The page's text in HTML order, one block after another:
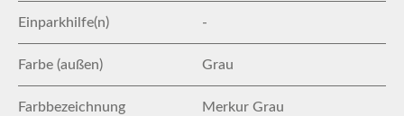
Einparkhilfe(n) -
Farbe (außen) Grau
Farbbezeichnung Merkur Grau